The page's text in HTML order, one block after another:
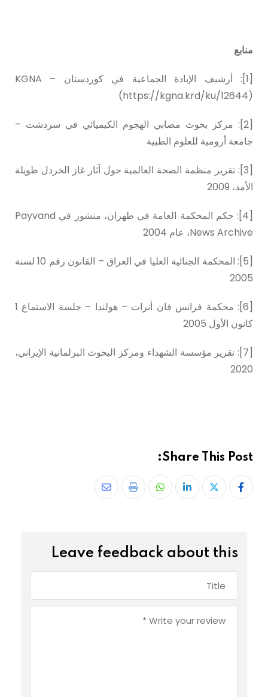
منابع
[1]: أرشيف الإبادة الجماعية في كوردستان – KGNA
(https://kgna.krd/ku/12644)
[2]: مركز بحوث مصابي الهجوم الكيميائي في سردشت –
جامعة أرومية للعلوم الطبية
[3]: تقرير منظمة الصحة العالمية حول آثار غاز الخردل طويلة
الأمد، 2009
[4]: حكم المحكمة العامة في طهران، منشور في Payvand
News Archive، عام 2004
[5]: المحكمة الجنائية العليا في العراق – القانون رقم 10 لسنة
2005
[6]: محكمة فرانس فان أنرات – هولندا – جلسة الاستماع 1
كانون الأول 2005
[7]: تقرير مؤسسة الشهداء ومركز البحوث البرلمانية الإيراني،
2020
Share This Post:
Leave feedback about this